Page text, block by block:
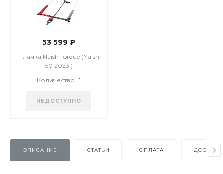
53 599 ₽
Планка Naish Torque (Naish
50 2023 )
Количество 1
НЕДОСТУПНО
ОПИСАНИЕ СТАТЬИ ОПЛАТА